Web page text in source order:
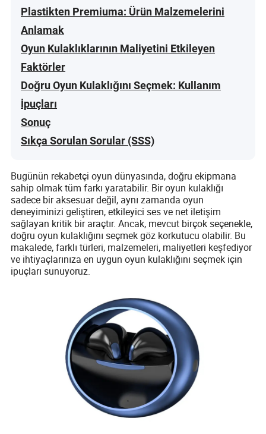
Plastikten Premiuma: Ürün Malzemelerini
Anlamak
Oyun Kulaklıklarının Maliyetini Etkileyen
Faktörler
Doğru Oyun Kulaklığını Seçmek: Kullanım
İpuçları
Sonuç
Sıkça Sorulan Sorular (SSS)
Bugünün rekabetçi oyun dünyasında, doğru ekipmana
sahip olmak tüm farkı yaratabilir. Bir oyun kulaklığı
sadece bir aksesuar değil, aynı zamanda oyun
deneyiminizi geliştiren, etkileyici ses ve net iletişim
sağlayan kritik bir araçtır. Ancak, mevcut birçok seçenekle,
doğru oyun kulaklığını seçmek göz korkutucu olabilir. Bu
makalede, farklı türleri, malzemeleri, maliyetleri keşfediyor
ve ihtiyaçlarınıza en uygun oyun kulaklığını seçmek için
ipuçları sunuyoruz.